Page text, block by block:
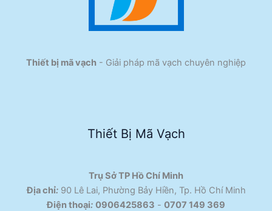
Thiết bị mã vạch - Giải pháp mã vạch chuyên nghiệp
Thiết Bị Mã Vạch
Trụ Sở TP Hồ Chí Minh
Địa chỉ:90 Lê Lai, Phường Bảy Hiền, Tp. Hồ Chí Minh
Điện thoại: 0906425863 - 0707 149 369